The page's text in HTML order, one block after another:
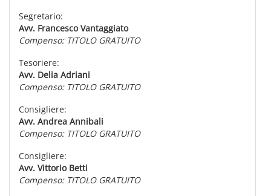
Segretario:
Avv. Francesco Vantaggiato
Compenso: TITOLO GRATUITO
Tesoriere:
Avv. Delia Adriani
Compenso: TITOLO GRATUITO
Consigliere:
Avv. Andrea Annibali
Compenso: TITOLO GRATUITO
Consigliere:
Avv. Vittorio Betti
Compenso: TITOLO GRATUITO